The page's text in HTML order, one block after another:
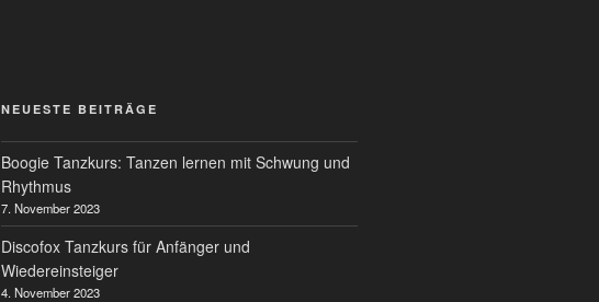
NEUESTE BEITRÄGE
Boogie Tanzkurs: Tanzen lernen mit Schwung und
Rhythmus
7. November 2023
Discofox Tanzkurs für Anfänger und
Wiedereinsteiger
4. November 2023